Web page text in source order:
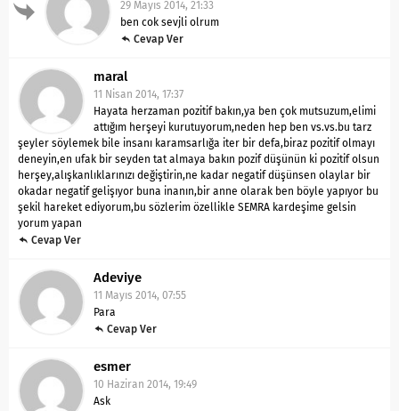
29 Mayıs 2014, 21:33
ben cok sevjli olrum
Cevap Ver
maral
11 Nisan 2014, 17:37
Hayata herzaman pozitif bakın,ya ben çok mutsuzum,elimi
attığım herşeyi kurutuyorum,neden hep ben vs.vs.bu tarz
şeyler söylemek bile insanı karamsarlığa iter bir defa,biraz pozitif olmayı
deneyin,en ufak bir seyden tat almaya bakın pozif düşünün ki pozitif olsun
herşey,alışkanlıklarınızı değiştirin,ne kadar negatif düşünsen olaylar bir
okadar negatif gelişıyor buna inanın,bir anne olarak ben böyle yapıyor bu
şekil hareket ediyorum,bu sözlerim özellikle SEMRA kardeşime gelsin
yorum yapan
Cevap Ver
Adeviye
11 Mayıs 2014, 07:55
Para
Cevap Ver
esmer
10 Haziran 2014, 19:49
Ask